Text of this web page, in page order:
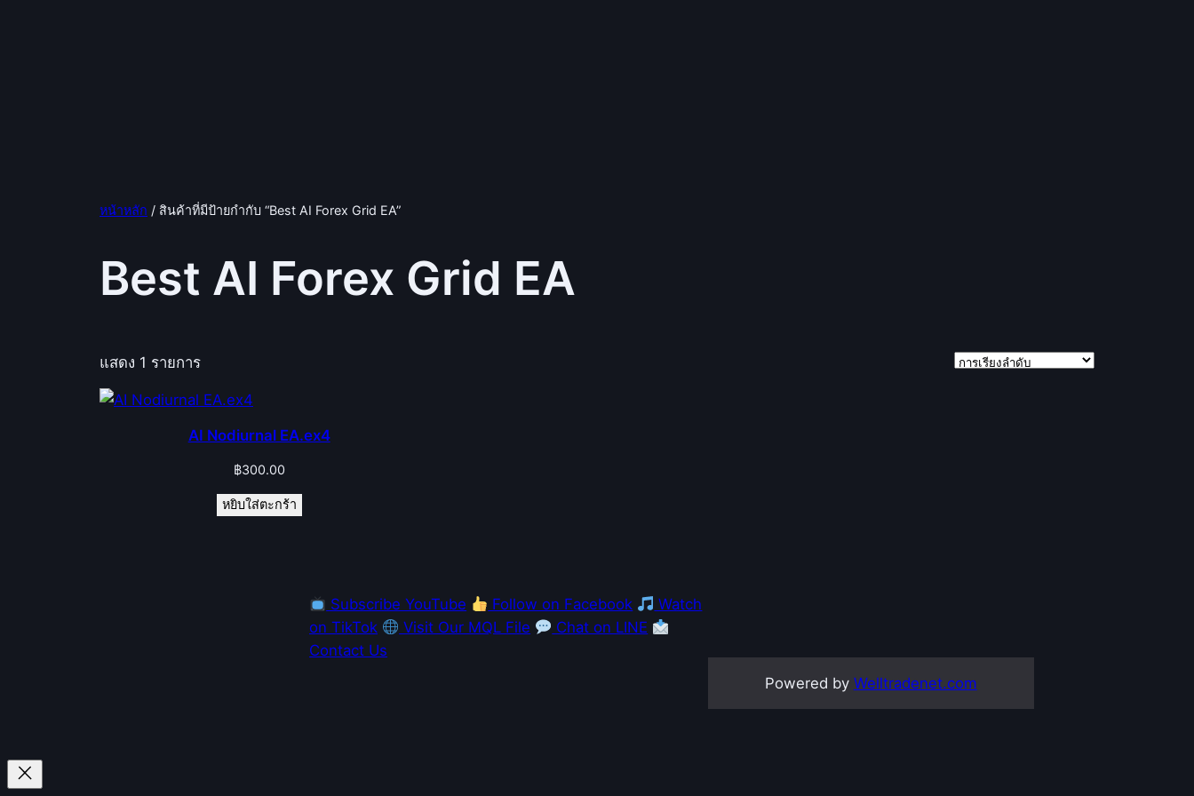
หน้าหลัก / สินค้าที่มีป้ายกำกับ “Best AI Forex Grid EA”
Best AI Forex Grid EA
แสดง 1 รายการ
AI Nodiurnal EA.ex4
฿300.00
หยิบใส่ตะกร้า
Subscribe YouTube Follow on Facebook
Watch
on TikTok
Visit Our MQL File
Chat on LINE
Contact Us
Powered by Welltradenet.com